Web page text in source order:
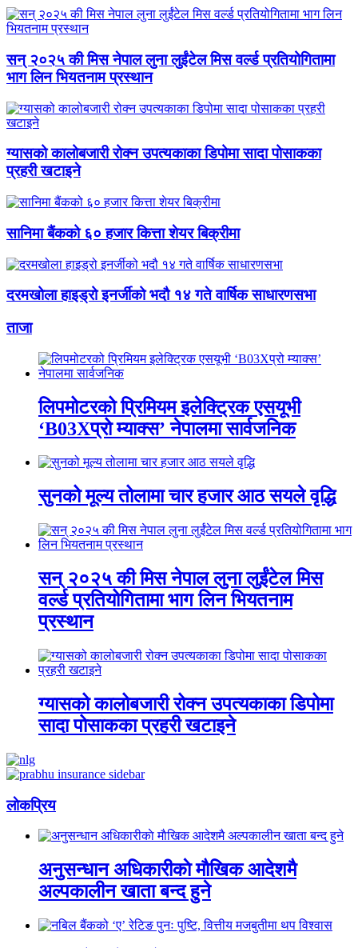
सन् २०२५ की मिस नेपाल लुना लुईंटेल मिस वर्ल्ड प्रतियोगितामा
भाग लिन भियतनाम प्रस्थान
ग्यासको कालोबजारी रोक्न उपत्यकाका डिपोमा सादा पोसाकका
प्रहरी खटाइने
सानिमा बैंकको ६० हजार कित्ता शेयर बिक्रीमा
दरमखोला हाइड्रो इनर्जीको भदौ १४ गते वार्षिक साधारणसभा
ताजा
लिपमोटरको प्रिमियम इलेक्ट्रिक एसयूभी
‘B03Xप्रो म्याक्स’ नेपालमा सार्वजनिक
सुनको मूल्य तोलामा चार हजार आठ सयले वृद्धि
सन् २०२५ की मिस नेपाल लुना लुईंटेल मिस
वर्ल्ड प्रतियोगितामा भाग लिन भियतनाम
प्रस्थान
ग्यासको कालोबजारी रोक्न उपत्यकाका डिपोमा
सादा पोसाकका प्रहरी खटाइने
लाेकप्रिय
अनुसन्धान अधिकारीकाे माैखिक आदेशमै
अल्पकालीन खाता बन्द हुने